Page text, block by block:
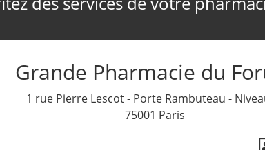
Grande Pharmacie du
1 rue Pierre Lescot - Porte Rambuteau -
75001 Paris